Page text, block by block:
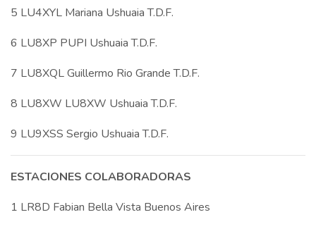
5 LU4XYL Mariana Ushuaia T.D.F.
6 LU8XP PUPI Ushuaia T.D.F.
7 LU8XQL Guillermo Rio Grande T.D.F.
8 LU8XW LU8XW Ushuaia T.D.F.
9 LU9XSS Sergio Ushuaia T.D.F.
ESTACIONES COLABORADORAS
1 LR8D Fabian Bella Vista Buenos Aires